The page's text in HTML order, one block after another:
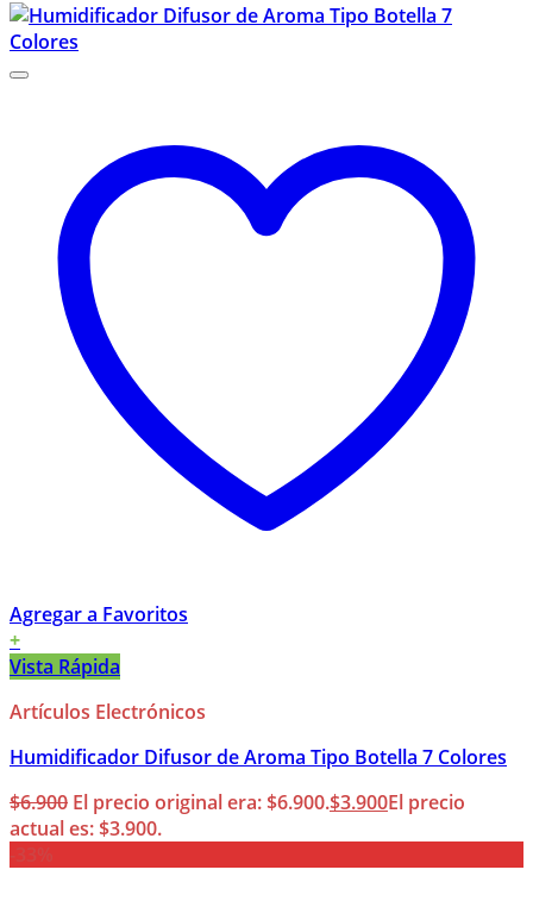
Agregar a Favoritos
+
Vista Rápida
Artículos Electrónicos
Humidificador Difusor de Aroma Tipo Botella 7 Colores
$6.900 El precio original era: $6.900.$3.900El precio
actual es: $3.900.